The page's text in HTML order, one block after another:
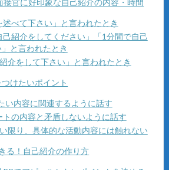
接官に好印象な自己紹介の内容・時間
べて下さい」と言われたとき
己紹介をしてください」「1分間で自己
と言われたとき
介をして下さい」と言われたとき
けたいポイント
い内容に関連するように話す
トの内容と矛盾しないように話す
限り、具体的な活動内容には触れない
る！自己紹介の作り方